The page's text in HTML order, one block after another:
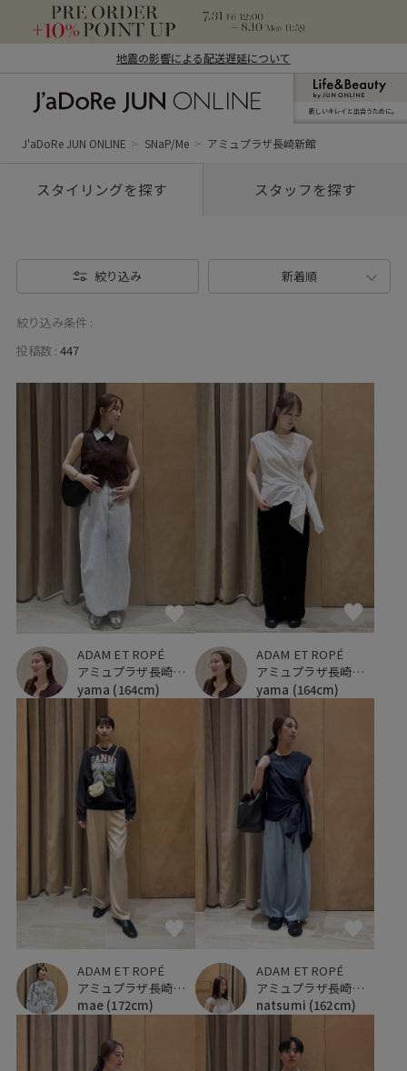
地震の影響による配送遅延について
ン オンライン）
新しいキレイと出合うために。
J'aDoRe JUN ONLINE SNaP/Me アミュプラザ長崎新館
スタイリングを探す スタッフを探す
絞り込み 新着順
絞り込み条件 :
投稿数 : 447
ADAM ET ROPÉ
アミュプラザ長崎新館
yama (164cm)
ADAM ET ROPÉ
アミュプラザ長崎新館
yama (164cm)
ADAM ET ROPÉ
アミュプラザ長崎新館
mae (172cm)
ADAM ET ROPÉ
アミュプラザ長崎新館
natsumi (162cm)